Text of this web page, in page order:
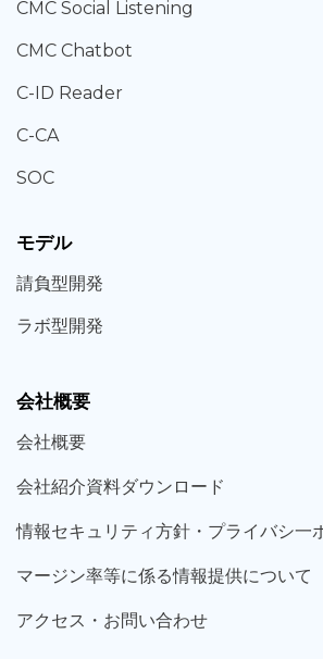
CMC Social Listening
CMC Chatbot
C-ID Reader
C-CA
SOC
モデル
請負型開発
ラボ型開発
会社概要
会社概要
会社紹介資料ダウンロード
情報セキュリティ方針・プライバシ一
マージン率等に係る情報提供について
アクセス・お問い合わせ